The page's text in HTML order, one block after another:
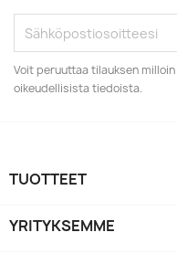
Voit peruuttaa tilauksen
oikeudellisista tiedoista.
TUOTTEET
YRITYKSEMME